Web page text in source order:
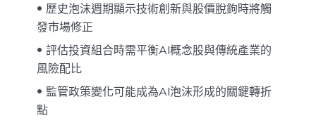
歷史泡沫週期顯示技術創新與股價脫鉤時將觸
發市場修正
評估投資組合時需平衡AI概念股與傳統產業的
風險配比
監管政策變化可能成為AI泡沫形成的關鍵轉折
點